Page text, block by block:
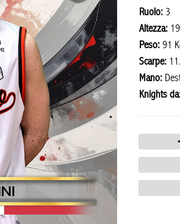
Ruolo: 3
Altezza:
Peso: 91
Scarpe:
Mano:
Knights